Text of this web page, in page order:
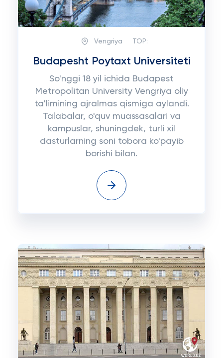
Vengriya TOP:
Budapesht Poytaxt Universiteti
So'nggi 18 yil ichida Budapest
Metropolitan University Vengriya oliy
ta'limining ajralmas qismiga aylandi.
Talabalar, o'quv muassasalari va
kampuslar, shuningdek, turli xil
dasturlarning soni tobora ko'payib
borishi bilan.